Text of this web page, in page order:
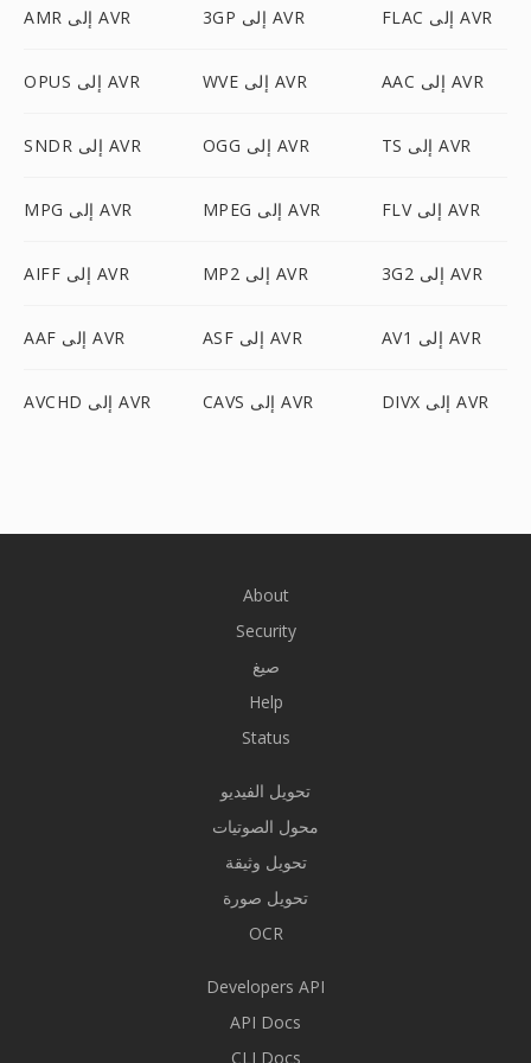
AMR إلى AVR 3GP إلى AVR FLAC إلى AVR
OPUS إلى AVR WVE إلى AVR AAC إلى AVR
SNDR إلى AVR OGG إلى AVR TS إلى AVR
MPG إلى AVR MPEG إلى AVR FLV إلى AVR
AIFF إلى AVR MP2 إلى AVR 3G2 إلى AVR
AAF إلى AVR ASF إلى AVR AV1 إلى AVR
AVCHD إلى AVR CAVS إلى AVR DIVX إلى AVR
About
Security
صيغ
Help
Status
تحويل الفيديو
محول الصوتيات
تحويل وثيقة
تحويل صورة
OCR
Developers API
API Docs
CLI Docs